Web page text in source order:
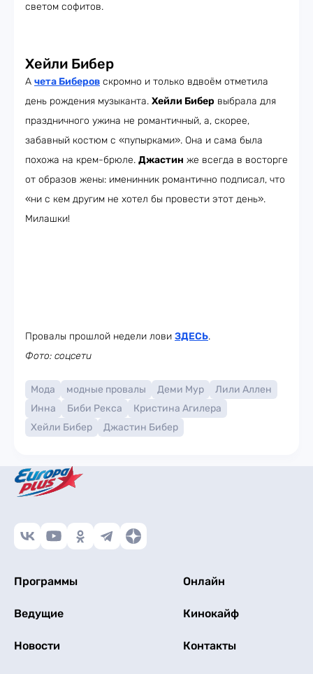
светом софитов.
Хейли Бибер
А чета Биберов скромно и только вдвоём отметила
день рождения музыканта. Хейли Бибер выбрала для
праздничного ужина не романтичный, а, скорее,
забавный костюм с «пупырками». Она и сама была
похожа на крем-брюле. Джастин же всегда в восторге
от образов жены: именинник романтично подписал, что
«ни с кем другим не хотел бы провести этот день».
Милашки!
Провалы прошлой недели лови ЗДЕСЬ.
Фото: соцсети
Мода модные провалы Деми Мур
Лили Аллен
Инна
Биби Рекса
Кристина Агилера
Хейли Бибер
Джастин Бибер
Программы Онлайн
Ведущие Кинокайф
Новости Контакты